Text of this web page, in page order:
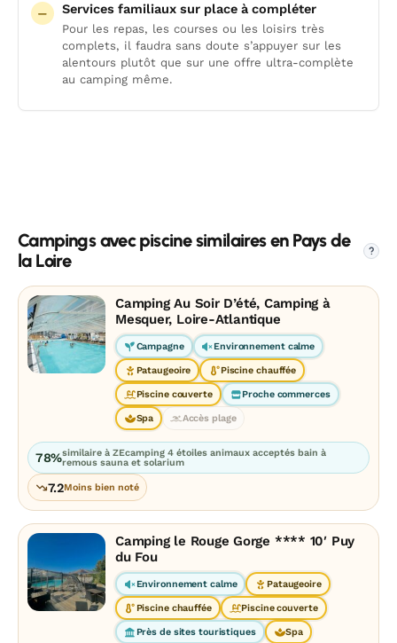
Services familiaux sur place à compléter
Pour les repas, les courses ou les loisirs très
complets, il faudra sans doute s’appuyer sur les
alentours plutôt que sur une offre ultra-complète
au camping même.
Campings avec piscine similaires en Pays de
la Loire
?
Camping Au Soir D’été, Camping à
Mesquer, Loire-Atlantique
Campagne Environnement calme
Pataugeoire Piscine chauffée
Piscine couverte Proche commerces
Spa Accès plage
78%similaire à ZEcamping 4 étoiles animaux acceptés bain à
remous sauna et solarium
7.2Moins bien noté
Camping le Rouge Gorge **** 10′ Puy
du Fou
Environnement calme Pataugeoire
Piscine chauffée Piscine couverte
Près de sites touristiques Spa